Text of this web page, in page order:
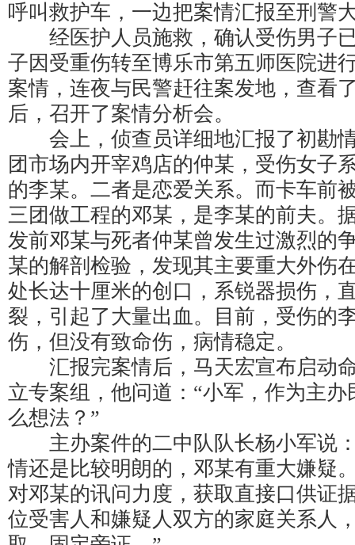
呼叫救护车，一边把案情汇报至刑警
经医护人员施救，确认受伤男子
子因受重伤转至博乐市第五师医院进
案情，连夜与民警赶往案发地，查看
后，召开了案情分析会。
会上，侦查员详细地汇报了初勘
团市场内开宰鸡店的仲某，受伤女子
的李某。二者是恋爱关系。而卡车前
三团做工程的邓某，是李某的前夫。
发前邓某与死者仲某曾发生过激烈的
某的解剖检验，发现其主要重大外伤
处长达十厘米的创口，系锐器损伤，
裂，引起了大量出血。目前，受伤的
伤，但没有致命伤，病情稳定。
汇报完案情后，马天宏宣布启动
立专案组，他问道：“小军，作为主
么想法？”
主办案件的二中队队长杨小军说：
情还是比较明朗的，邓某有重大嫌疑
对邓某的讯问力度，获取直接口供证
位受害人和嫌疑人双方的家庭关系人